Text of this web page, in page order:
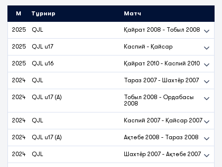
М Турнир Матч
2025 QJL Қайрат 2008 - Тобыл 2008
2025 QJL u17 Каспий - Қайсар
2025 QJL u16 Қайрат 2010 - Каспий 2010
2024 QJL Тараз 2007- Шахтёр 2007
2024 QJL u17 (A) Тобыл 2008 - Ордабасы
2008
2024 QJL Каспий 2007- Қайсар 2007
2024 QJL u17 (A) Ақтөбе 2008 - Тараз 2008
2024 QJL Шахтёр 2007- Ақтөбе 2007